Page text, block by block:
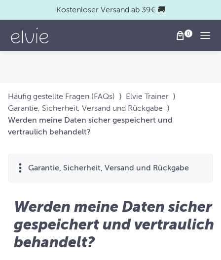
Kostenloser Versand ab 39€ 🚚
Häufig gestellte Fragen (FAQs) ⟩ Elvie Trainer ⟩
Garantie, Sicherheit, Versand und Rückgabe ⟩
Werden meine Daten sicher gespeichert und
vertraulich behandelt?
Garantie, Sicherheit, Versand und Rückgabe
Werden meine Daten sicher
gespeichert und vertraulich
behandelt?